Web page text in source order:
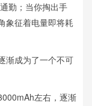
勤；当你掏出手
象征着电量即将耗
渐成为了一个不可
左右，逐渐